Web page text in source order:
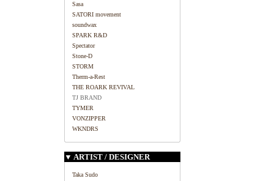
Sasa
SATORI movement
soundwax
SPARK R&D
Spectator
Stone-D
STORM
Therm-a-Rest
THE ROARK REVIVAL
TJ BRAND
TYMER
VONZIPPER
WKNDRS
▼ ARTIST / DESIGNER
Taka Sudo